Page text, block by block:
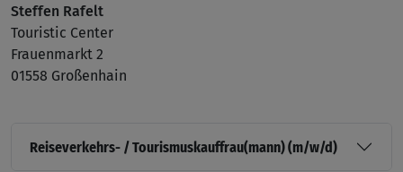
Steffen Rafelt
Touristic Center
Frauenmarkt 2
01558 Großenhain
Reiseverkehrs- / Tourismuskauffrau(mann) (m/w/d)